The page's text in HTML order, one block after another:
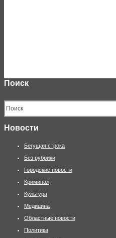
Поиск
Новости
Бегущая строка
Без рубрики
Городские новости
Криминал
Культура
Медицина
Областные новости
Политика